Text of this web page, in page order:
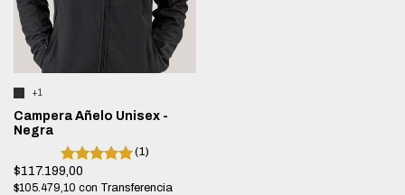
+1
Campera Añelo Unisex -
Negra
(1)
$117.199,00
$105.479,10 con